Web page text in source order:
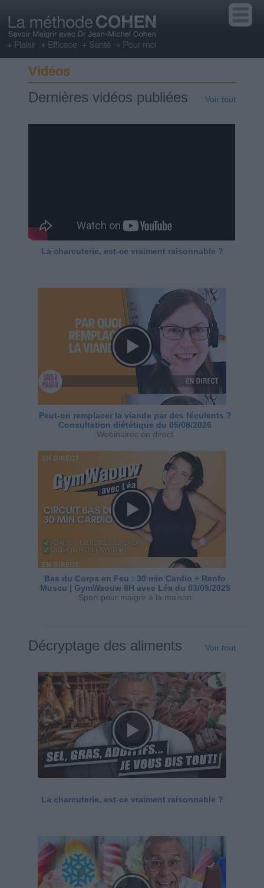
Vidéos
Dernières vidéos publiées Voir tout
La charcuterie, est-ce vraiment raisonnable ?
Peut-on remplacer la viande par des féculents ?
Consultation diététique du 05/08/2026
Webinaires en direct
Bas du Corps en Feu : 30 min Cardio + Renfo
Muscu | GymWaouw 8H avec Léa du 03/09/2025
Sport pour maigrir à la maison
Décryptage des aliments Voir tout
La charcuterie, est-ce vraiment raisonnable ?